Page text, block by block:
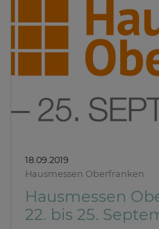
18.09.2019
Hausmessen Oberfranken
Hausmessen
22. bis 25.